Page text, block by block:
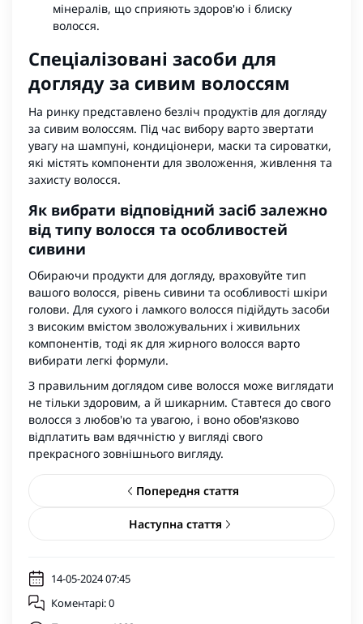
мінералів, що сприяють здоров'ю і блиску
волосся.
Спеціалізовані засоби для
догляду за сивим волоссям
На ринку представлено безліч продуктів для догляду
за сивим волоссям. Під час вибору варто звертати
увагу на шампуні, кондиціонери, маски та сироватки,
які містять компоненти для зволоження, живлення та
захисту волосся.
Як вибрати відповідний засіб залежно
від типу волосся та особливостей
сивини
Обираючи продукти для догляду, враховуйте тип
вашого волосся, рівень сивини та особливості шкіри
голови. Для сухого і ламкого волосся підійдуть засоби
з високим вмістом зволожувальних і живильних
компонентів, тоді як для жирного волосся варто
вибирати легкі формули.
З правильним доглядом сиве волосся може виглядати
не тільки здоровим, а й шикарним. Ставтеся до свого
волосся з любов'ю та увагою, і воно обов'язково
відплатить вам вдячністю у вигляді свого
прекрасного зовнішнього вигляду.
Попередня стаття
Наступна стаття
14-05-2024 07:45
Коментарі: 0